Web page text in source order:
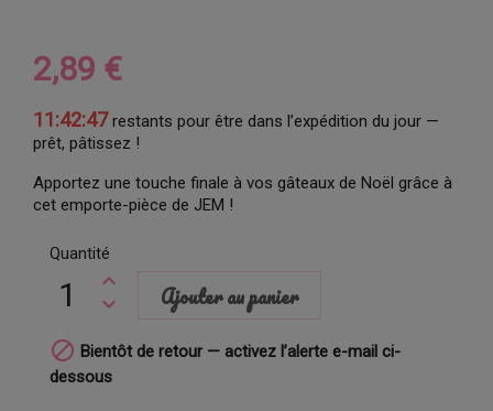
2,89 €
11:42:46restants pour être dans l’expédition du jour —
prêt, pâtissez !
Apportez une touche finale à vos gâteaux de Noël grâce à
cet emporte-pièce de JEM !
Quantité
Ajouter au panier
 Bientôt de retour — activez l’alerte e-mail ci-
dessous